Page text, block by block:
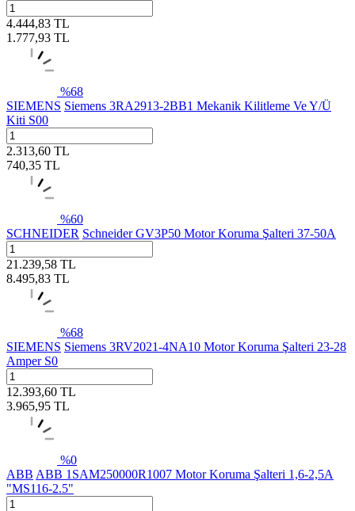
4.444,83 TL
1.777,93 TL
%68
SIEMENS Siemens 3RA2913-2BB1 Mekanik Kilitleme Ve Y/Ü
Kiti S00
2.313,60 TL
740,35 TL
%60
SCHNEIDER Schneider GV3P50 Motor Koruma Şalteri 37-50A
21.239,58 TL
8.495,83 TL
%68
SIEMENS Siemens 3RV2021-4NA10 Motor Koruma Şalteri 23-28
Amper S0
12.393,60 TL
3.965,95 TL
%0
ABB ABB 1SAM250000R1007 Motor Koruma Şalteri 1,6-2,5A
"MS116-2.5"